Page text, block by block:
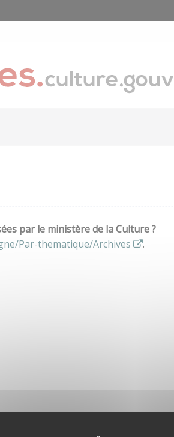
par le ministère de la Culture ?
Par-thematique/Archives .